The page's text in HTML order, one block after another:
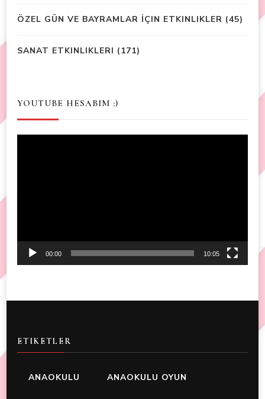
ÖZEL GÜN VE BAYRAMLAR İÇIN ETKINLIKLER (45)
SANAT ETKINLIKLERI (171)
YOUTUBE HESABIM :)
00:00 10:05
ETIKETLER
ANAOKULU ANAOKULU OYUN